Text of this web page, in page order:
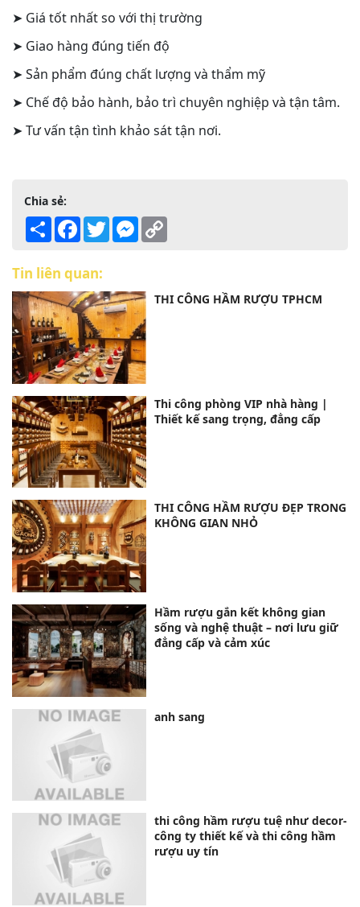
➤ Giá tốt nhất so với thị trường
➤ Giao hàng đúng tiến độ
➤ Sản phẩm đúng chất lượng và thẩm mỹ
➤ Chế độ bảo hành, bảo trì chuyên nghiệp và tận tâm.
➤ Tư vấn tận tình khảo sát tận nơi.
Chia sẻ:
Share Facebook
TwitterMessenger
Tin liên quan:
THI CÔNG HẦM RƯỢU TPHCM
Thi công phòng VIP nhà hàng |
Thiết kế sang trọng, đẳng cấp
THI CÔNG HẦM RƯỢU ĐẸP TRONG
KHÔNG GIAN NHỎ
Hầm rượu gắn kết không gian
sống và nghệ thuật – nơi lưu giữ
đẳng cấp và cảm xúc
anh sang
thi công hầm rượu tuệ như decor-
công ty thiết kế và thi công hầm
rượu uy tín